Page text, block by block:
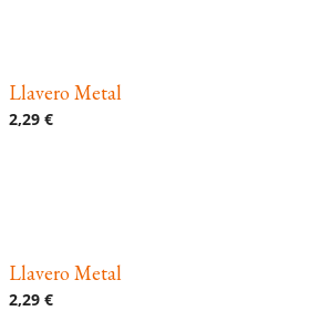
Llavero Metal
2,29 €
Llavero Metal
2,29 €